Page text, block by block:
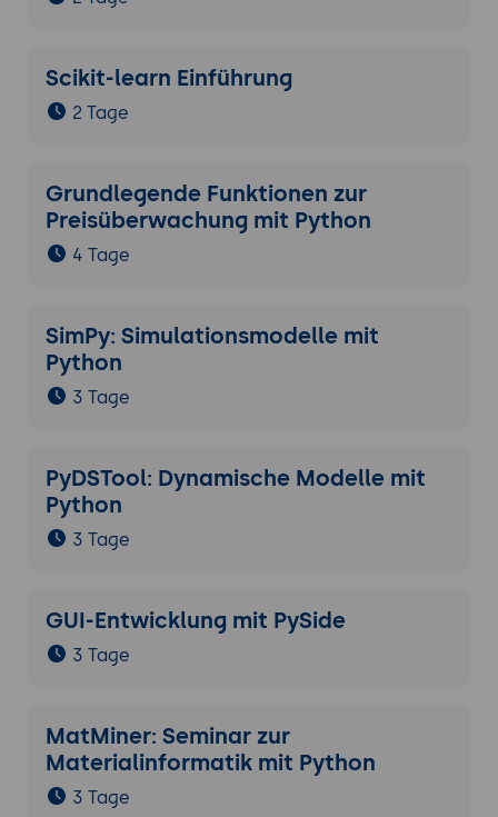
Scikit-learn Einführung
2 Tage
Grundlegende Funktionen zur
Preisüberwachung mit Python
4 Tage
SimPy: Simulationsmodelle mit
Python
3 Tage
PyDSTool: Dynamische Modelle mit
Python
3 Tage
GUI-Entwicklung mit PySide
3 Tage
MatMiner: Seminar zur
Materialinformatik mit Python
3 Tage